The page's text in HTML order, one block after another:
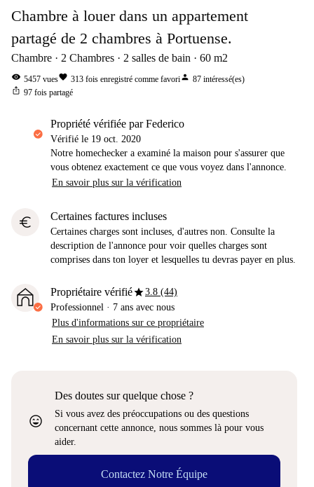
Chambre à louer dans un appartement
partagé de 2 chambres à Portuense.
Chambre 2 Chambres 2 salles de bain 60 m2
visibility 5457 vuesfavorite 313 fois enregistré comme favoriperson 87 intéressé(es)
ios_share 97 fois partagé
propriété vérifiée par Federico
Vérifié le 19 oct. 2020
Notre homechecker a examiné la maison pour s'assurer que
vous obtenez exactement ce que vous voyez dans l'annonce.
En savoir plus sur la vérification
euro Certaines factures incluses
Certaines charges sont incluses, d'autres non. Consulte la
description de l'annonce pour voir quelles charges sont
comprises dans ton loyer et lesquelles tu devras payer en plus.
Propriétaire vérifiéstar3.8 (44)
Professionnel · 7 ans avec nous
Plus d'informations sur ce propriétaire
En savoir plus sur la vérification
sentiment_very_satisfied
Des doutes sur quelque chose ?
Si vous avez des préoccupations ou des questions
concernant cette annonce, nous sommes là pour vous
aider.
Contactez Notre Équipe